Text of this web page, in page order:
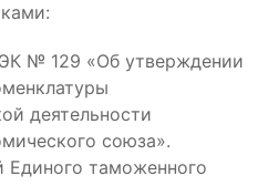
№ 129 «Об утверждении
деятельности
союза».
Единого таможенного